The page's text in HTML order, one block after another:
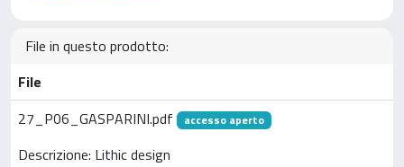
File in questo prodotto:
File
27_P06_GASPARINI.pdf
accesso aperto
Descrizione: Lithic design